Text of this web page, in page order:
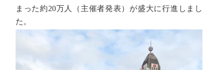
まった約20万人（主催者発表）が盛大に行進しまし
た。